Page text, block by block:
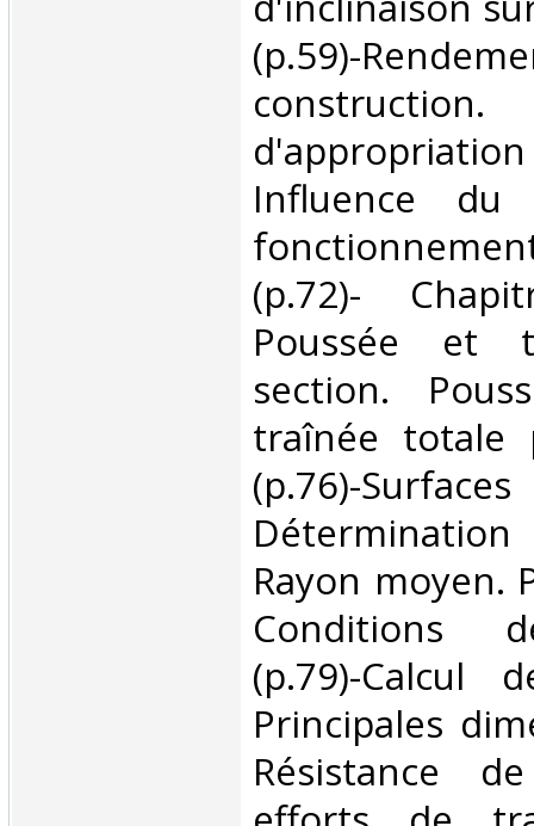
(p.59)-
Influence
(p.72)-
Poussée et
section.
traînée totale
(p.76)-
Rayon moyen.
Conditions
(p.79)-Calcul
Principales
Résistance